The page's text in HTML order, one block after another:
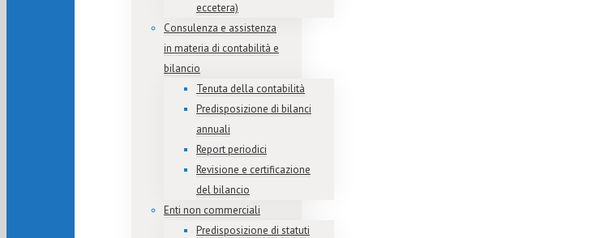
eccetera)
Consulenza e assistenza
in materia di contabilità e
bilancio
Tenuta della contabilità
Predisposizione di bilanci
annuali
Report periodici
Revisione e certificazione
del bilancio
Enti non commerciali
Predisposizione di statuti